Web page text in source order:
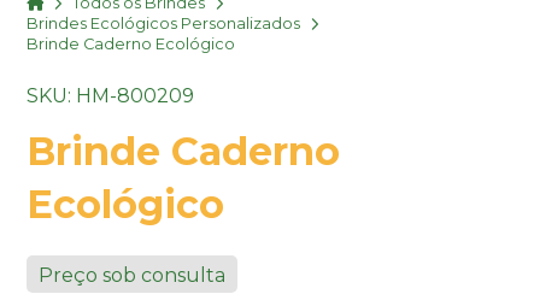
Brindes Ecológicos Personalizados
Brinde Caderno Ecológico
SKU: HM-800209
Brinde Caderno
Ecológico
Preço sob consulta